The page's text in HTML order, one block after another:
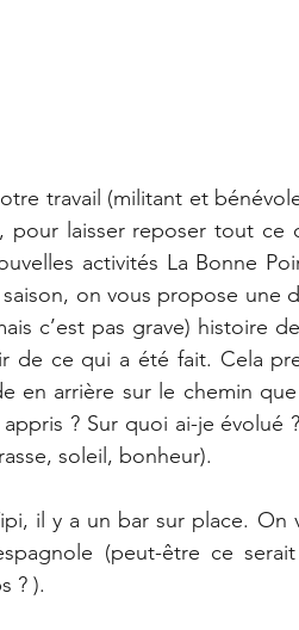
travail (militant et
pour laisser reposer tout ce
activités La Bonne
on vous propose une
c’est pas grave) histoire
de ce qui a été fait. Cela
en arrière sur le chemin
appris ? Sur quoi ai-je évolué
soleil, bonheur).
il y a un bar sur place.
(peut-être ce
? ).